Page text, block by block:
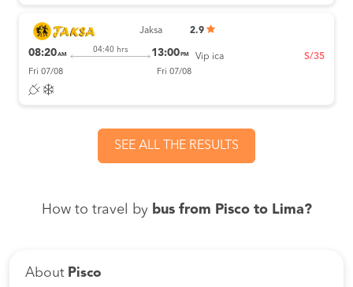
Jaksa 2.9
08:20AM
04:40 hrs 13:00 PM
Fri 07/08 Fri 07/08
Vip ica S/35
SEE ALL THE RESULTS
How to travel by bus from Pisco to Lima?
About Pisco